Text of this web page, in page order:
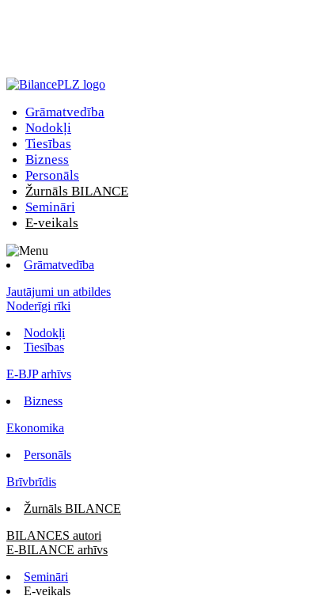
Grāmatvedība
Nodokļi
Tiesības
Bizness
Personāls
Žurnāls BILANCE
Semināri
E-veikals
Grāmatvedība
Jautājumi un atbildes
Noderīgi rīki
Nodokļi
Tiesības
E-BJP arhīvs
Bizness
Ekonomika
Personāls
Brīvbrīdis
Žurnāls BILANCE
BILANCES autori
E-BILANCE arhīvs
Semināri
E-veikals